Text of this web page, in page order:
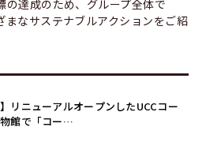
の達成のため、グループ全体で
まなサステナブルアクションをご紹
】リニューアルオープンしたUCCコー
館で「コー…